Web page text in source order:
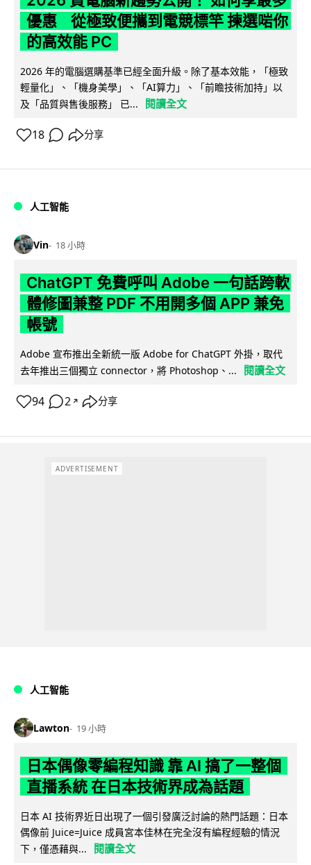
優惠 從極致便攜到電競標竿 揀選啱你
的高效能 PC
2026 年的電腦選購基準已經全面升級。除了基本效能，「極致
輕量化」、「機身美學」、「AI算力」、「前瞻技術加持」以
及「品質與售後服務」 已...
閱讀全文
18 分享
人工智能
Vin 18 小時
ChatGPT 免費呼叫 Adobe 一句話跨軟
體修圖兼整 PDF 不用開多個 APP 兼免
帳號
Adobe 宣布推出全新統一版 Adobe for ChatGPT 外掛，取代
去年推出三個獨立 connector，將 Photoshop、...
閱讀全文
94 2 ↗ 分享
ADVERTISEMENT
人工智能
Lawton 19 小時
日本偶像零編程知識 靠 AI 搞了一整個
直播系統 在日本技術界成為話題
日本 AI 技術界近日出現了一個引發廣泛討論的熱門話題：日本
偶像前 Juice=Juice 成員宮本佳林在完全沒有編程經驗的情況
下，僅憑藉與...
閱讀全文